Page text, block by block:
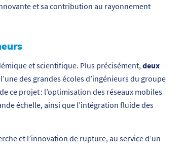
et sa contribution au rayonnement
et scientifique. Plus précisément,deux
des grandes écoles d’ingénieurs du groupe
ce projet : l’optimisation des réseaux mobiles
échelle, ainsi que l’intégration fluide des
et l’innovation de rupture, au service d’un